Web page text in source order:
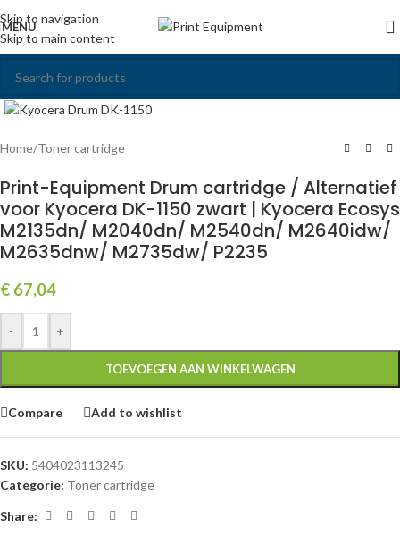
Skip to navigation
Skip to main content
MENU
Click to enlarge
Home/Toner cartridge
Print-Equipment Drum cartridge / Alternatief
voor Kyocera DK-1150 zwart | Kyocera Ecosys
M2135dn/ M2040dn/ M2540dn/ M2640idw/
M2635dnw/ M2735dw/ P2235
€ 67,04
- +
TOEVOEGEN AAN WINKELWAGEN
Compare Add to wishlist
SKU: 5404023113245
Categorie: Toner cartridge
Share: